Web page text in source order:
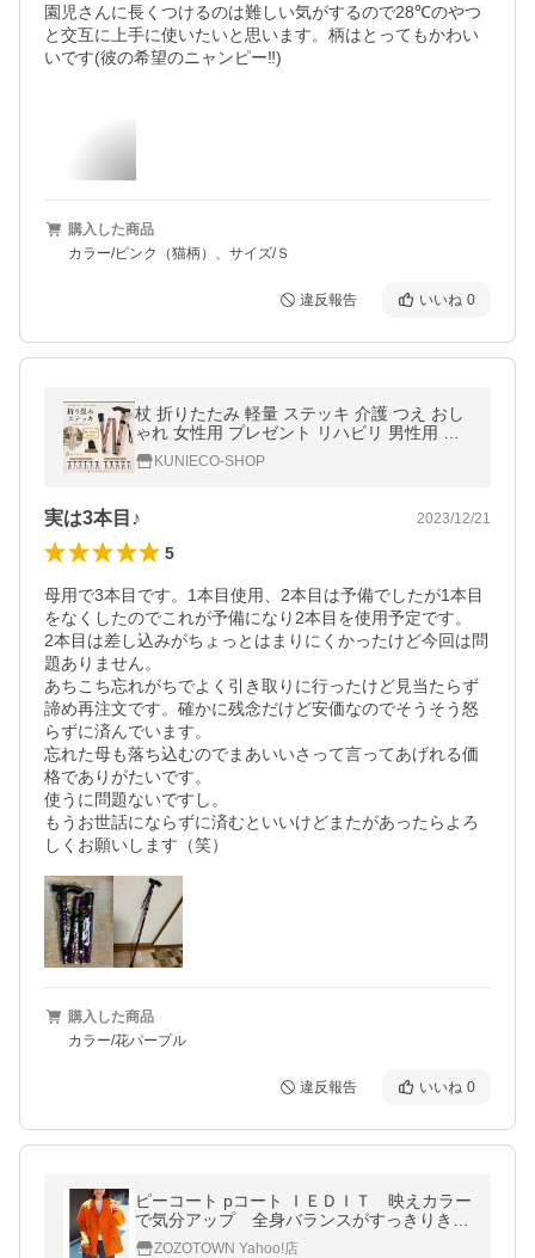
園児さんに長くつけるのは難しい気がするので28℃のやつ
と交互に上手に使いたいと思います。柄はとってもかわい
いです(彼の希望のニャンピー‼︎)
購入した商品
カラー/ピンク（猫柄）、サイズ/Ｓ
違反報告 いいね 0
杖 折りたたみ 軽量 ステッキ 介護 つえ おし
ゃれ 女性用 プレゼント リハビリ 男性用 高
齢者 爆買
KUNIECO-SHOP
実は3本目♪ 2023/12/21
5
母用で3本目です。1本目使用、2本目は予備でしたが1本目
をなくしたのでこれが予備になり2本目を使用予定です。
2本目は差し込みがちょっとはまりにくかったけど今回は問
題ありません。
あちこち忘れがちでよく引き取りに行ったけど見当たらず
諦め再注文です。確かに残念だけど安価なのでそうそう怒
らずに済んでいます。
忘れた母も落ち込むのでまあいいさって言ってあげれる価
格でありがたいです。
使うに問題ないですし。
もうお世話にならずに済むといいけどまたがあったらよろ
しくお願いします（笑）
購入した商品
カラー/花パープル
違反報告 いいね 0
ピーコート pコート ＩＥＤＩＴ 映えカラー
で気分アップ 全身バランスがすっきりきま
るショート丈Ｐコート レディース
ZOZOTOWN Yahoo!店